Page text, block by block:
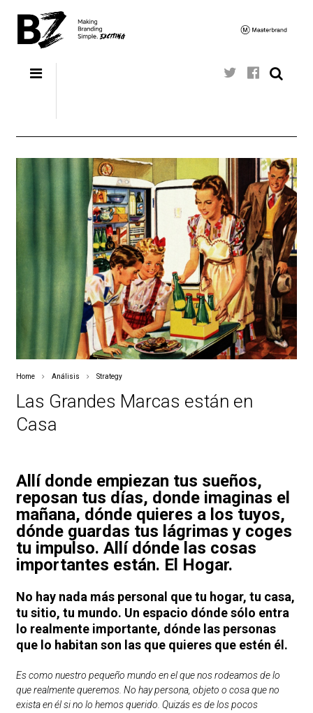
Home Análisis Strategy
Las Grandes Marcas están en
Casa
Allí donde empiezan tus sueños,
reposan tus días, donde imaginas el
mañana, dónde quieres a los tuyos,
dónde guardas tus lágrimas y coges
tu impulso. Allí dónde las cosas
importantes están. El Hogar.
No hay nada más personal que tu hogar, tu casa,
tu sitio, tu mundo. Un espacio dónde sólo entra
lo realmente importante, dónde las personas
que lo habitan son las que quieres que estén él.
Es como nuestro pequeño mundo en el que nos rodeamos de lo
que realmente queremos. No hay persona, objeto o cosa que no
exista en él si no lo hemos querido. Quizás es de los pocos